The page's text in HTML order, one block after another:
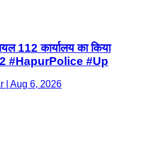
112 कार्यालय का किया
#HapurPolice #Up
| Aug 6, 2026